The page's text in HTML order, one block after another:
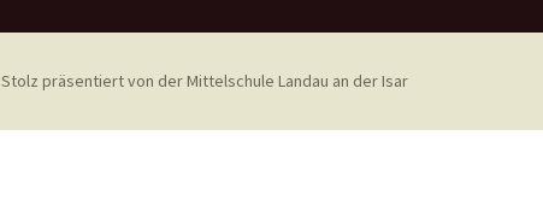
Stolz präsentiert von der Mittelschule Landau an der Isar